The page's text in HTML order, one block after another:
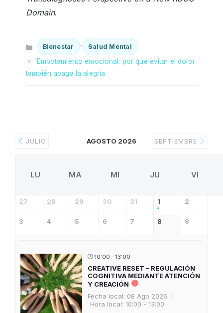
Domain.
Categorías
Bienestar , Salud Mental
Embotamiento emocional: por qué evitar el dolor
también apaga la alegría
JULIO AGOSTO 2026 SEPTIEMBRE
LU MA MI JU VI
27 28 29 30 31 1 2
3 4 5 6 7 8 9
10:00 - 13:00
CREATIVE RESET – REGULACIÓN
COGNITIVA MEDIANTE ATENCIÓN
Y CREACIÓN
Fecha local: 08 Ago 2026
Hora local: 10:00 - 13:00